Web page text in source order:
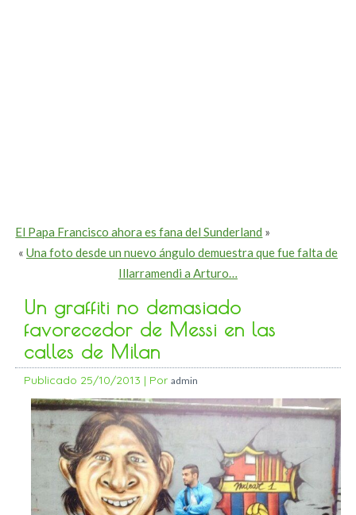
El Papa Francisco ahora es fana del Sunderland »
« Una foto desde un nuevo ángulo demuestra que fue falta de
Illarramendi a Arturo…
Un graffiti no demasiado
favorecedor de Messi en las
calles de Milan
Publicado 25/10/2013 | Por admin